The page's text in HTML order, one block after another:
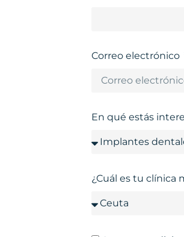
Correo electrónico
En qué estás
¿Cuál es tu clínica